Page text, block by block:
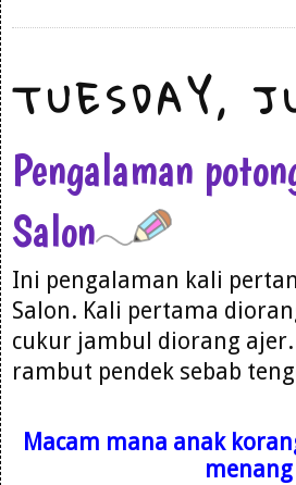
TUESDAY,
Pengalaman
Salon
Ini pengalaman kali
Salon. Kali pertama
cukur jambul diorang
rambut pendek sebab
Macam mana anak